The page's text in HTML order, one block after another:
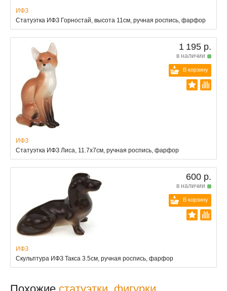
ИФЗ
Статуэтка ИФЗ Горностай, высота 11см, ручная роспись, фарфор
1 195 р.
в наличии
В корзину
ИФЗ
Статуэтка ИФЗ Лиса, 11.7x7см, ручная роспись, фарфор
600 р.
в наличии
В корзину
ИФЗ
Скульптура ИФЗ Такса 3.5см, ручная роспись, фарфор